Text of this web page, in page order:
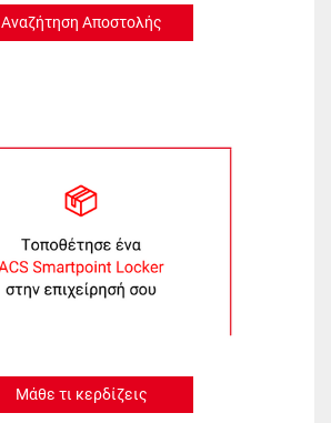
Αναζήτηση Αποστολής
Μάθε τι κερδίζεις